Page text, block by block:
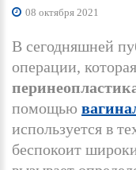
08 октября 2021
В сегодняшней
операции,
помощью
используется в
беспокоит